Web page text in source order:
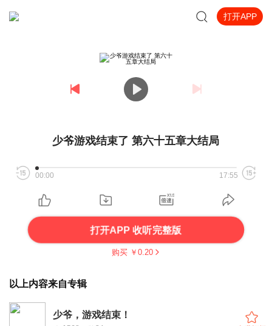
打开APP
少爷游戏结束了 第六十五章大结局
00:00 17:55
打开APP 收听完整版
购买 ￥ 0.20
以上内容来自专辑
少爷，游戏结束！